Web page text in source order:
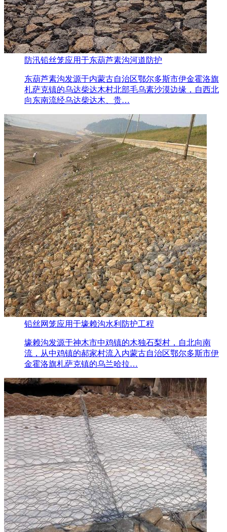
防汛铅丝笼应用于东葫芦素沟河道防护
东葫芦素沟发源于内蒙古自治区鄂尔多斯市伊金霍洛旗
札萨克镇的乌达柴达木村北部毛乌素沙漠边缘，自西北
向东南流经乌达柴达木、贵…
铅丝网笼应用于壕赖沟水利防护工程
壕赖沟发源于神木市中鸡镇的木独石梨村，自北向南
流，从中鸡镇的郝家村流入内蒙古自治区鄂尔多斯市伊
金霍洛旗札萨克镇的乌兰哈拉…